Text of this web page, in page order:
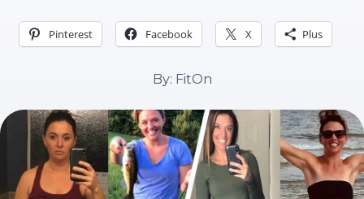
Pinterest Facebook X Plus
By: FitOn